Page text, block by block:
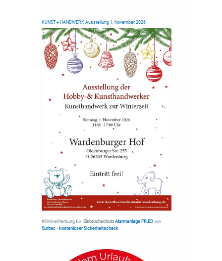
KUNST + HANDWERK Ausstellung 1. November 2026
#OnlineWerbung für Einbruchschutz Alarmanlage FR.ED von
Suritec• kostenloser Sicherheitscheck